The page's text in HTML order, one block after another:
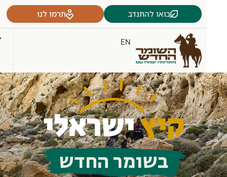
בואו להתנדב תרמו לנו
קיץישראלי
בשומר החדש